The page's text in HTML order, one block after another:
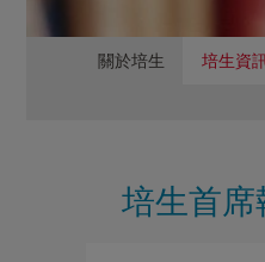
關於培生 培生資
培生首